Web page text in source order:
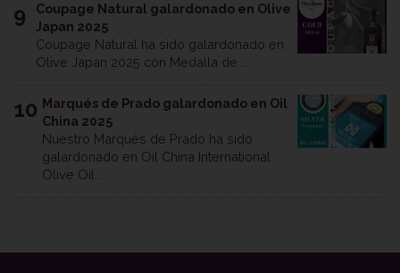
9
Coupage Natural galardonado en Olive
Japan 2025
Coupage Natural ha sido galardonado en
Olive Japan 2025 con Medalla de ...
10 Marqués de Prado galardonado en Oil
China 2025
Nuestro Marqués de Prado ha sido
galardonado en Oil China International
Olive Oil ...